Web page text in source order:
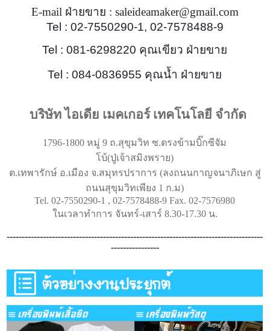
E-mail ฝ่ายขาย : saleideamaker@gmail.com
Tel : 02-7550290-1, 02-7578488-9
Tel : 081-6298220 คุณเขียว ฝ่ายขาย
Tel : 084-0836955 คุณน้ำ ฝ่ายขาย
บริษัท ไอเดีย เมคเกอร์ เทคโนโลยี จำกัด
1796-1800 หมู่ 9 ถ.สุขุมวิท ซ.ตรงข้ามบิ๊กซีจัม
โบ้(ปู่เจ้าสมิงพราย)
ต.เทพารักษ์ อ.เมือง จ.สมุทรปราการ (ลงถนนกาญจนาภิเษก สู่
ถนนสุขุมวิทเพียง 1 ก.ม)
Tel. 02-7550290-1 , 02-7578488-9 Fax. 02-7576980
ในเวลาทำการ จันทร์-เสาร์ 8.30-17.30 น.
-------------------------------------------------------------------------------------
----------------